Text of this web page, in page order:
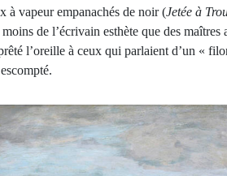
à vapeur empanachés de noir (Jetée à
de l’écrivain esthète que des maîtres
l’oreille à ceux qui parlaient d’un «